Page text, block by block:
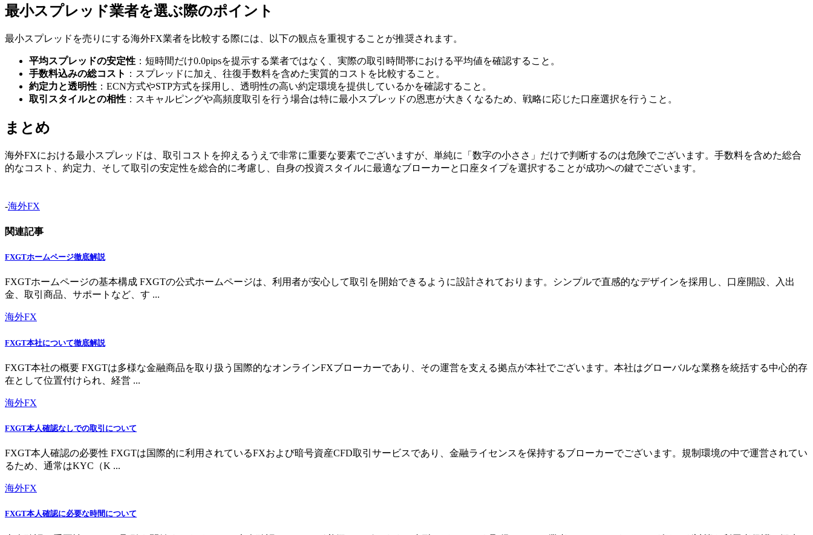
最小スプレッド業者を選ぶ際のポイント
最小スプレッドを売りにする海外FX業者を比較する際には、以下の観点を重視することが推奨されます。
平均スプレッドの安定性 ：短時間だけ0.0pipsを提示する業者ではなく、実際の取引時間帯における平均値を確認すること。
手数料込みの総コスト ：スプレッドに加え、往復手数料を含めた実質的コストを比較すること。
約定力と透明性 ：ECN方式やSTP方式を採用し、透明性の高い約定環境を提供しているかを確認すること。
取引スタイルとの相性 ：スキャルピングや高頻度取引を行う場合は特に最小スプレッドの恩恵が大きくなるため、戦略に応じた口座選択を行うこと。
まとめ
海外FXにおける最小スプレッドは、取引コストを抑えるうえで非常に重要な要素でございますが、単純に「数字の小ささ」だけで判断するのは危険でございます。手数料を含めた総合
的なコスト、約定力、そして取引の安定性を総合的に考慮し、自身の投資スタイルに最適なブローカーと口座タイプを選択することが成功への鍵でございます。
-海外FX
関連記事
FXGTホームページ徹底解説
FXGTホームページの基本構成 FXGTの公式ホームページは、利用者が安心して取引を開始できるように設計されております。シンプルで直感的なデザインを採用し、口座開設、入出
金、取引商品、サポートなど、す ...
海外FX
FXGT本社について徹底解説
FXGT本社の概要 FXGTは多様な金融商品を取り扱う国際的なオンラインFXブローカーであり、その運営を支える拠点が本社でございます。本社はグローバルな業務を統括する中心的存
在として位置付けられ、経営 ...
海外FX
FXGT本人確認なしでの取引について
FXGT本人確認の必要性 FXGTは国際的に利用されているFXおよび暗号資産CFD取引サービスであり、金融ライセンスを保持するブローカーでございます。規制環境の中で運営されてい
るため、通常はKYC（K ...
海外FX
FXGT本人確認に必要な時間について